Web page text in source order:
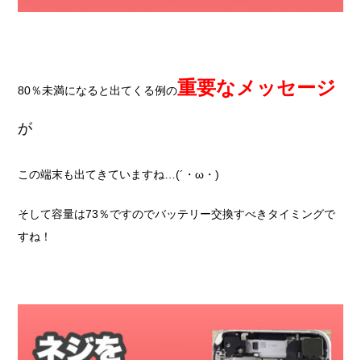
80％未満になると出てくる例の重要なメッセージ
が
この端末も出てきていますね…(´・ω・)
そして容量は73％ですのでバッテリー交換すべきタイミングで
すね！